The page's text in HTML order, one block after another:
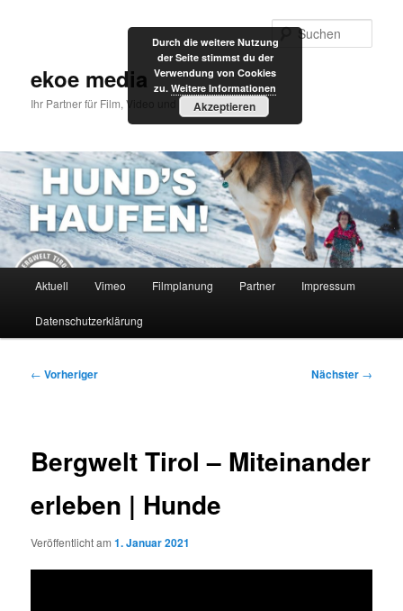
ekoe media
Ihr Partner für Film, Video und Internet
Aktuell Vimeo Filmplanung Partner Impressum
Datenschutzerklärung
Beitragsnavigation
← Vorheriger Nächster →
Bergwelt Tirol – Miteinander
erleben | Hunde
Veröffentlicht am1. Januar 2021
Durch die weitere Nutzung
der Seite stimmst du der
Verwendung von Cookies
zu. Weitere Informationen
Akzeptieren